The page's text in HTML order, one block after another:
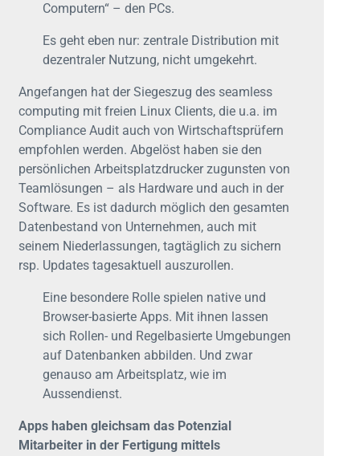
Computern“ – den PCs.
Es geht eben nur: zentrale Distribution mit
dezentraler Nutzung, nicht umgekehrt.
Angefangen hat der Siegeszug des seamless
computing mit freien Linux Clients, die u.a. im
Compliance Audit auch von Wirtschaftsprüfern
empfohlen werden. Abgelöst haben sie den
persönlichen Arbeitsplatzdrucker zugunsten von
Teamlösungen – als Hardware und auch in der
Software. Es ist dadurch möglich den gesamten
Datenbestand von Unternehmen, auch mit
seinem Niederlassungen, tagtäglich zu sichern
rsp. Updates tagesaktuell auszurollen.
Eine besondere Rolle spielen native und
Browser-basierte Apps. Mit ihnen lassen
sich Rollen- und Regelbasierte Umgebungen
auf Datenbanken abbilden. Und zwar
genauso am Arbeitsplatz, wie im
Aussendienst.
Apps haben gleichsam das Potenzial
Mitarbeiter in der Fertigung mittels